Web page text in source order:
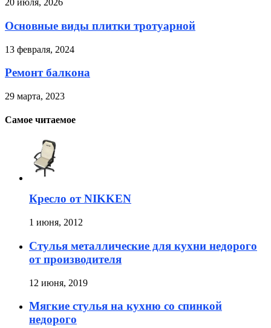
20 июля, 2026
Основные виды плитки тротуарной
13 февраля, 2024
Ремонт балкона
29 марта, 2023
Самое читаемое
Кресло от NIKKEN
1 июня, 2012
Стулья металлические для кухни недорого
от производителя
12 июня, 2019
Мягкие стулья на кухню со спинкой
недорого